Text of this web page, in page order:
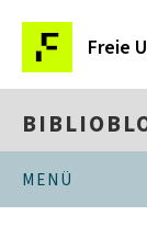
Freie
MENÜ